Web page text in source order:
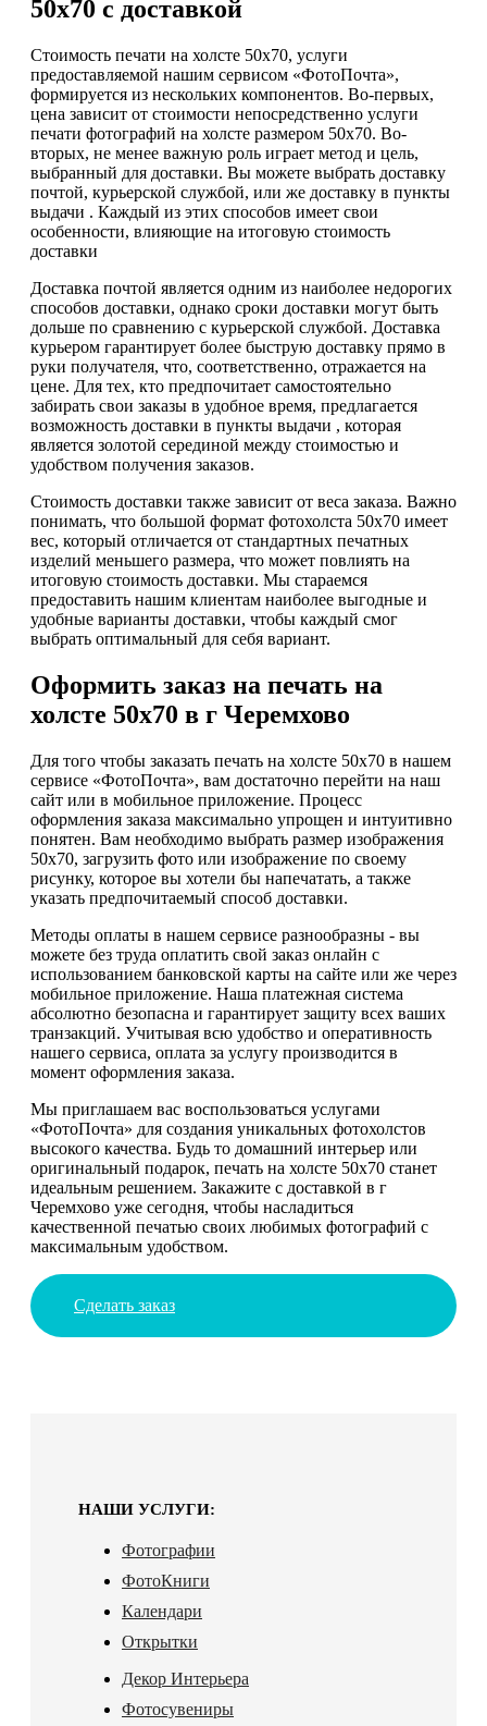
50х70 с доставкой
Стоимость печати на холсте 50х70, услуги
предоставляемой нашим сервисом «ФотоПочта»,
формируется из нескольких компонентов. Во-первых,
цена зависит от стоимости непосредственно услуги
печати фотографий на холсте размером 50х70. Во-
вторых, не менее важную роль играет метод и цель,
выбранный для доставки. Вы можете выбрать доставку
почтой, курьерской службой, или же доставку в пункты
выдачи . Каждый из этих способов имеет свои
особенности, влияющие на итоговую стоимость
доставки
Доставка почтой является одним из наиболее недорогих
способов доставки, однако сроки доставки могут быть
дольше по сравнению с курьерской службой. Доставка
курьером гарантирует более быструю доставку прямо в
руки получателя, что, соответственно, отражается на
цене. Для тех, кто предпочитает самостоятельно
забирать свои заказы в удобное время, предлагается
возможность доставки в пункты выдачи , которая
является золотой серединой между стоимостью и
удобством получения заказов.
Стоимость доставки также зависит от веса заказа. Важно
понимать, что большой формат фотохолста 50х70 имеет
вес, который отличается от стандартных печатных
изделий меньшего размера, что может повлиять на
итоговую стоимость доставки. Мы стараемся
предоставить нашим клиентам наиболее выгодные и
удобные варианты доставки, чтобы каждый смог
выбрать оптимальный для себя вариант.
Оформить заказ на печать на
холсте 50х70 в г Черемхово
Для того чтобы заказать печать на холсте 50х70 в нашем
сервисе «ФотоПочта», вам достаточно перейти на наш
сайт или в мобильное приложение. Процесс
оформления заказа максимально упрощен и интуитивно
понятен. Вам необходимо выбрать размер изображения
50х70, загрузить фото или изображение по своему
рисунку, которое вы хотели бы напечатать, а также
указать предпочитаемый способ доставки.
Методы оплаты в нашем сервисе разнообразны - вы
можете без труда оплатить свой заказ онлайн с
использованием банковской карты на сайте или же через
мобильное приложение. Наша платежная система
абсолютно безопасна и гарантирует защиту всех ваших
транзакций. Учитывая всю удобство и оперативность
нашего сервиса, оплата за услугу производится в
момент оформления заказа.
Мы приглашаем вас воспользоваться услугами
«ФотоПочта» для создания уникальных фотохолстов
высокого качества. Будь то домашний интерьер или
оригинальный подарок, печать на холсте 50х70 станет
идеальным решением. Закажите с доставкой в г
Черемхово уже сегодня, чтобы насладиться
качественной печатью своих любимых фотографий с
максимальным удобством.
Сделать заказ
НАШИ УСЛУГИ:
Фотографии
ФотоКниги
Календари
Открытки
Декор Интерьера
Фотосувениры